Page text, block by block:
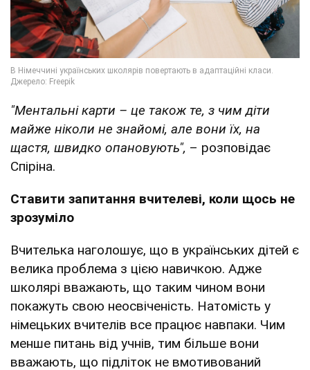
"Ментальні карти – це також те, з чим діти
майже ніколи не знайомі, але вони їх, на
щастя, швидко опановують", – розповідає
Спіріна.
Ставити запитання вчителеві, коли щось не
зрозуміло
Вчителька наголошує, що в українських дітей є
велика проблема з цією навичкою. Адже
школярі вважають, що таким чином вони
покажуть свою неосвіченість. Натомість у
німецьких вчителів все працює навпаки. Чим
менше питань від учнів, тим більше вони
вважають, що підліток не вмотивований